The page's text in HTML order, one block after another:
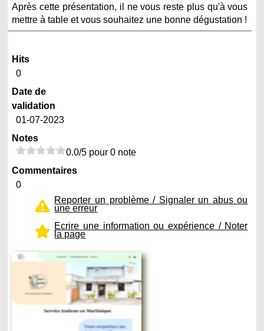
Après cette présentation, il ne vous reste plus qu'à vous
mettre à table et vous souhaitez une bonne dégustation !
Hits
0
Date de
validation
01-07-2023
Notes
0.0/5 pour 0 note
Commentaires
0
Reporter un problème / Signaler un abus ou
une erreur
Ecrire une information ou expérience / Noter
la page